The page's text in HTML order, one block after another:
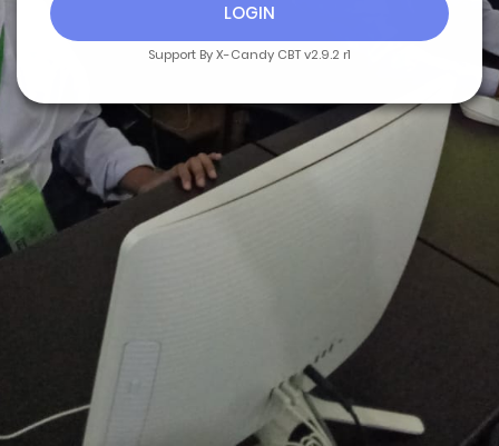
LOGIN
Support By X-Candy CBT v2.9.2 r1